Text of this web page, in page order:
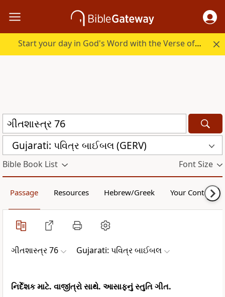
Start your day in God's Word with the Verse of the Day.
Gujarati: પવિત્ર બાઈબલ (GERV)
Bible Book List Font Size
Passage Resources Hebrew/Greek Your Content
ગીતશાસ્ત્ર 76 Gujarati: પવિત્ર બાઈબલ
નિર્દેશક માટે. વાજીંત્રો સાથે. આસાફનું સ્તુતિ ગીત.